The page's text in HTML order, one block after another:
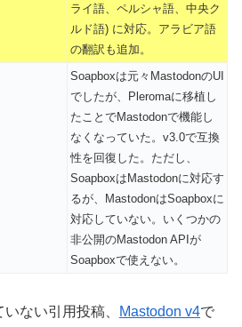
ライ語、ペルシャ語、中央ク
ルド語) に対応。アラビア語
の翻訳も追加。
Soapboxは元々MastodonのUI
でしたが、Pleromaに移植し
たことでMastodonで機能し
なくなっていた。v3.0で互換
性を回復した。ただし、
SoapboxはMastodonに対応す
るが、MastodonはSoapboxに
対応していない。いくつかの
非公開のMastodon APIが
Soapboxで使えない。
ない引用投稿、 Mastodon v4で